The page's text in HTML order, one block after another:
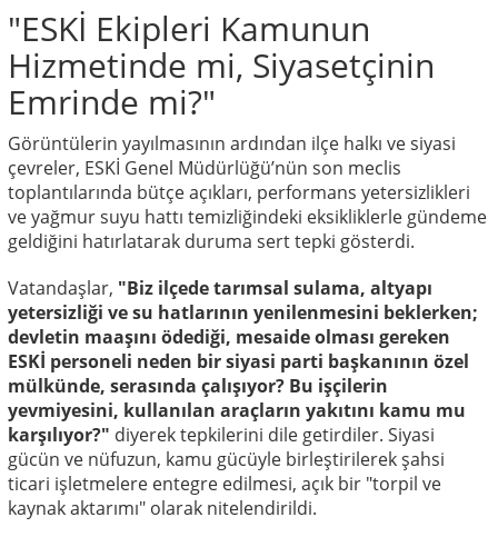
"ESKİ Ekipleri Kamunun
Hizmetinde mi, Siyasetçinin
Emrinde mi?"
Görüntülerin yayılmasının ardından ilçe halkı ve siyasi
çevreler, ESKİ Genel Müdürlüğü’nün son meclis
toplantılarında bütçe açıkları, performans yetersizlikleri
ve yağmur suyu hattı temizliğindeki eksikliklerle gündeme
geldiğini hatırlatarak duruma sert tepki gösterdi.
Vatandaşlar, "Biz ilçede tarımsal sulama, altyapı
yetersizliği ve su hatlarının yenilenmesini beklerken;
devletin maaşını ödediği, mesaide olması gereken
ESKİ personeli neden bir siyasi parti başkanının özel
mülkünde, serasında çalışıyor? Bu işçilerin
yevmiyesini, kullanılan araçların yakıtını kamu mu
karşılıyor?" diyerek tepkilerini dile getirdiler. Siyasi
gücün ve nüfuzun, kamu gücüyle birleştirilerek şahsi
ticari işletmelere entegre edilmesi, açık bir "torpil ve
kaynak aktarımı" olarak nitelendirildi.